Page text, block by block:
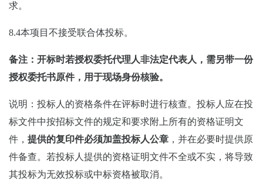
求。
8.4本项目不接受联合体投标。
备注：开标时若授权委托代理人非法定代表人，需另带一份
授权委托书原件，用于现场身份核验。
说明： 投标人的资格条件在评标时进行核查。投标人应在投
标文件中按招标文件的规定和要求附上所有的资格证明文
件， 提供的复印件必须加盖投标人公章 ，并在必要时提供原
件备查。若投标人提供的资格证明文件不全或不实，将导致
其投标为无效投标或中标资格被取消。